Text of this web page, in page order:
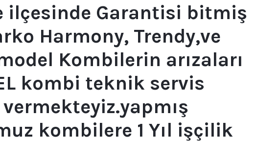
ilçesinde Garantisi bitmiş
Harmony, Trendy,ve
Kombilerin arızaları
kombi teknik servis
kombilere 1 Yıl işçilik